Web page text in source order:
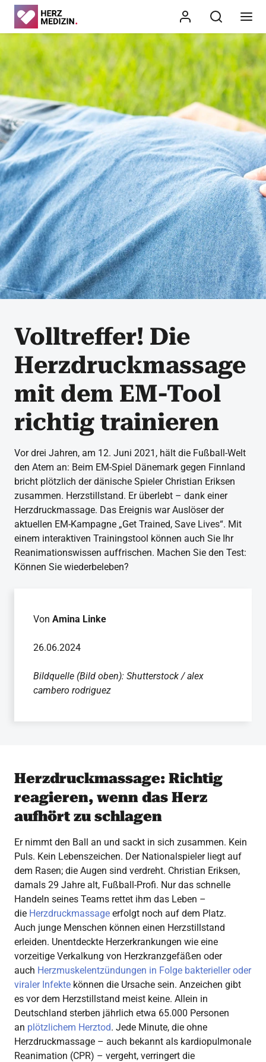
Volltreffer! Die
Herzdruckmassage
mit dem EM-Tool
richtig trainieren
Vor drei Jahren, am 12. Juni 2021, hält die Fußball-Welt
den Atem an: Beim EM-Spiel Dänemark gegen Finnland
bricht plötzlich der dänische Spieler Christian Eriksen
zusammen. Herzstillstand. Er überlebt – dank einer
Herzdruckmassage. Das Ereignis war Auslöser der
aktuellen EM-Kampagne „Get Trained, Save Lives“. Mit
einem interaktiven Trainingstool können auch Sie Ihr
Reanimationswissen auffrischen. Machen Sie den Test:
Können Sie wiederbeleben?
Von Amina Linke
26.06.2024
Bildquelle (Bild oben): Shutterstock / alex
cambero rodriguez
Herzdruckmassage: Richtig
reagieren, wenn das Herz
aufhört zu schlagen
Er nimmt den Ball an und sackt in sich zusammen. Kein
Puls. Kein Lebenszeichen. Der Nationalspieler liegt auf
dem Rasen; die Augen sind verdreht. Christian Eriksen,
damals 29 Jahre alt, Fußball-Profi. Nur das schnelle
Handeln seines Teams rettet ihm das Leben –
die Herzdruckmassage erfolgt noch auf dem Platz.
Auch junge Menschen können einen Herzstillstand
erleiden. Unentdeckte Herzerkrankungen wie eine
vorzeitige Verkalkung von Herzkranzgefäßen oder
auch Herzmuskelentzündungen in Folge bakterieller oder
viraler Infekte können die Ursache sein. Anzeichen gibt
es vor dem Herzstillstand meist keine. Allein in
Deutschland sterben jährlich etwa 65.000 Personen
an plötzlichem Herztod. Jede Minute, die ohne
Herzdruckmassage – auch bekannt als kardiopulmonale
Reanimation (CPR) – vergeht, verringert die